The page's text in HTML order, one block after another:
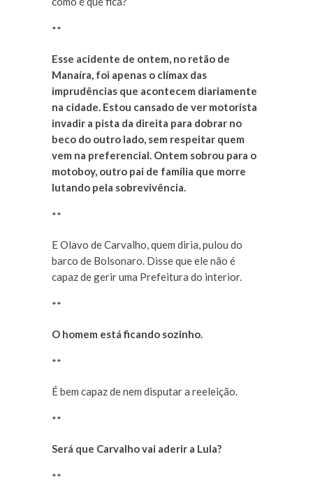
**
Esse acidente de ontem, no retão de
Manaíra, foi apenas o clímax das
imprudências que acontecem diariamente
na cidade. Estou cansado de ver motorista
invadir a pista da direita para dobrar no
beco do outro lado, sem respeitar quem
vem na preferencial. Ontem sobrou para o
motoboy, outro pai de família que morre
lutando pela sobrevivência.
**
E Olavo de Carvalho, quem diria, pulou do
barco de Bolsonaro. Disse que ele não é
capaz de gerir uma Prefeitura do interior.
**
O homem está ficando sozinho.
**
É bem capaz de nem disputar a reeleição.
**
Será que Carvalho vai aderir a Lula?
**